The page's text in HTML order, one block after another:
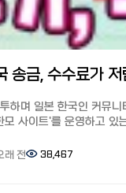
에 찾아갈 필요가 없고 추
료가 무료이기 때문에,
고 편하게 보낼 수 있어
액은 5,000,000원, 연간
, 5500만원 가량)입니다.
를 넣으면 7만5천엔까
는 무료 적용받아(530엔
84,800엔을 송금하여
국에 보내진 금액은
장점: 초회 매장이나 지
하며 일본 한국인 커뮤
모 사이트'를 운영하고
밀리 송금을 직접 사용해
다. 일본에서 한국으로의
래 전 38,467